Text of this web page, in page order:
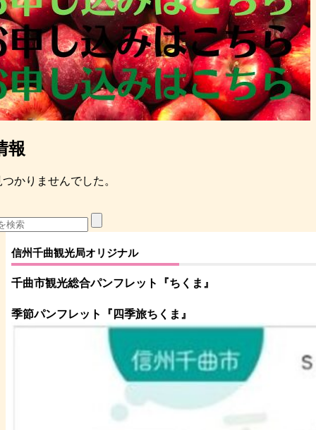
報
かりませんでした。
信州千曲観光局オリジナル
千曲市観光総合パンフレット 『ちくま 』
季節パンフレット『四季旅ちくま』